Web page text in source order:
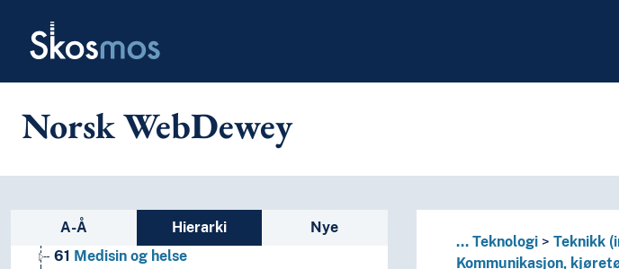
Skosmos
Norsk WebDewey
Sidefelt: navigér i vokabularet på ulike måter
A-Å Hierarki Nye
Naturvitenskap
2 Religion
3 Samfunnsvitenskap
4Språk
69Byggevirksomhet
Landbruk
65Ledelse og PR-virksomhet
61 Medisin og helse
... Teknologi Teknikk
Kommunikasjon,